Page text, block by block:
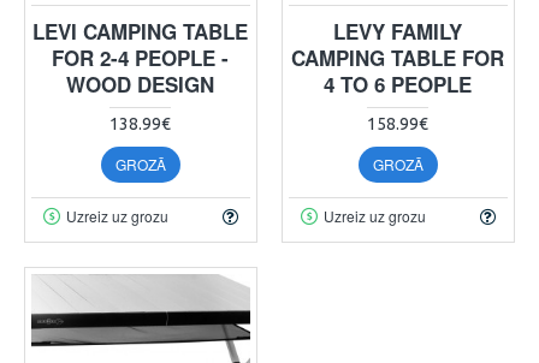
LEVI CAMPING TABLE
FOR 2-4 PEOPLE -
WOOD DESIGN
138.99€
GROZĀ
Uzreiz uz grozu
LEVY FAMILY
CAMPING TABLE FOR
4 TO 6 PEOPLE
158.99€
GROZĀ
Uzreiz uz grozu